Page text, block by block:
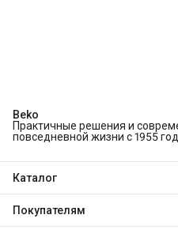
Beko
Практичные решения и
повседневной жизни с 1955
Каталог
Стиральные и сушильные
Покупателям